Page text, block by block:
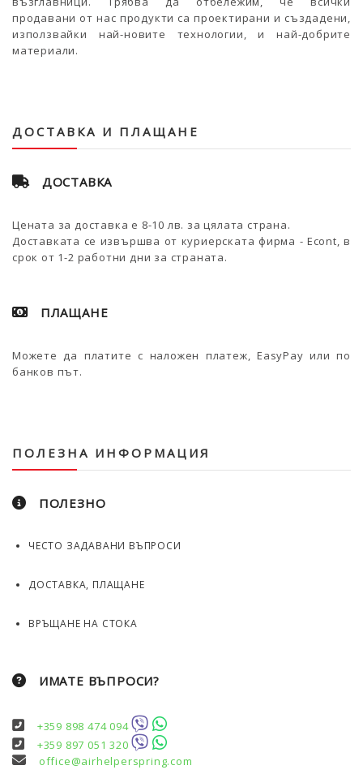
продавани от нас продукти са проектирани и създадени,
използвайки най-новите технологии, и най-добрите
материали.
ДОСТАВКА И ПЛАЩАНЕ
ДОСТАВКА
Цената за доставка е 8-10 лв. за цялата страна.
Доставката се извършва от куриерската фирма - Econt, в
срок от 1-2 работни дни за страната.
ПЛАЩАНЕ
Можете да платите с наложен платеж, EasyPay или по
банков път.
ПОЛЕЗНА ИНФОРМАЦИЯ
ПОЛЕЗНО
ЧЕСТО ЗАДАВАНИ ВЪПРОСИ
ДОСТАВКА, ПЛАЩАНЕ
ВРЪЩАНЕ НА СТОКА
ИМАТЕ ВЪПРОСИ?
+359 898 474 094
+359 897 051 320
office@airhelperspring.com